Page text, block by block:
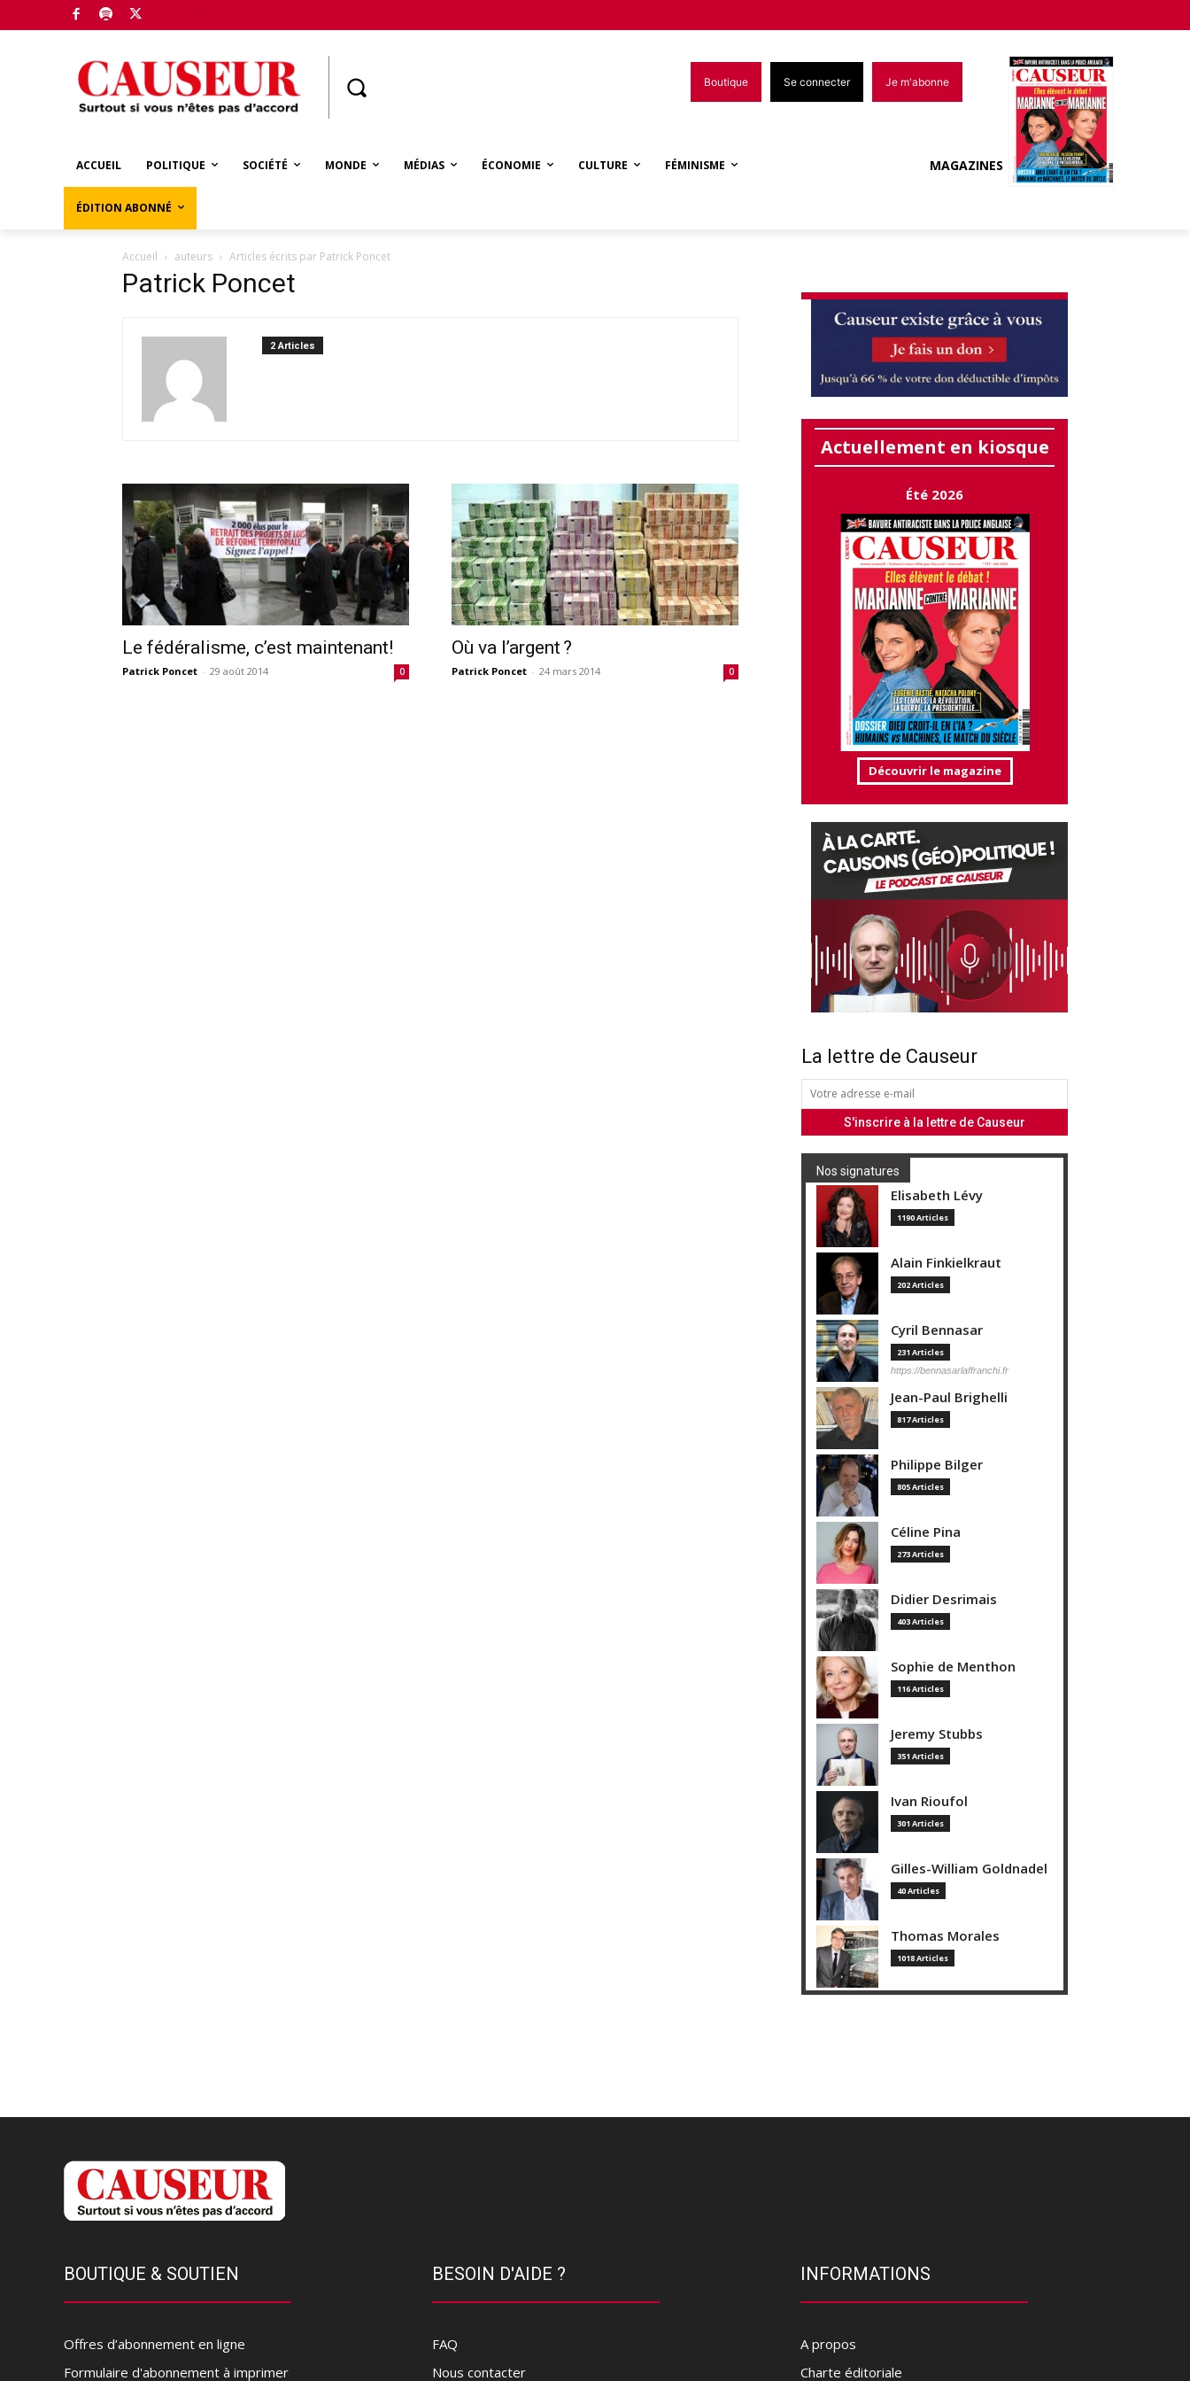
Boutique Se connecter Je m'abonne
ACCUEIL POLITIQUE SOCIÉTÉ MONDE MÉDIAS ÉCONOMIE CULTURE FÉMINISME
ÉDITION ABONNÉ
MAGAZINES
Accueil auteurs Articles écrits par Patrick Poncet
Patrick Poncet
2 Articles
Le fédéralisme, c’est maintenant!
Patrick Poncet - 29 août 2014 0
Où va l’argent ?
Patrick Poncet - 24 mars 2014 0
Actuellement en kiosque
Été 2026
Découvrir le magazine
La lettre de Causeur
Nos signatures
Elisabeth Lévy
1190 Articles
Alain Finkielkraut
202 Articles
Cyril Bennasar
231 Articles
https://bennasarlaffranchi.fr
Jean-Paul Brighelli
817 Articles
Philippe Bilger
805 Articles
Céline Pina
273 Articles
Didier Desrimais
403 Articles
Sophie de Menthon
116 Articles
Jeremy Stubbs
351 Articles
Ivan Rioufol
301 Articles
Gilles-William Goldnadel
40 Articles
Thomas Morales
1018 Articles
BOUTIQUE & SOUTIEN
Offres d’abonnement en ligne
Formulaire d'abonnement à imprimer
BESOIN D'AIDE ?
FAQ
Nous contacter
INFORMATIONS
A propos
Charte éditoriale